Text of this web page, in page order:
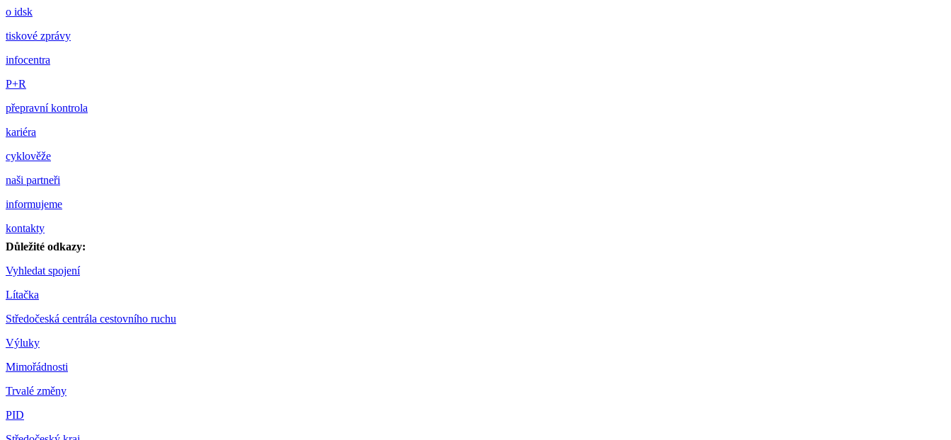
o idsk
tiskové zprávy
infocentra
P+R
přepravní kontrola
kariéra
cyklověže
naši partneři
informujeme
kontakty
Důležité odkazy:
Vyhledat spojení
Lítačka
Středočeská centrála cestovního ruchu
Výluky
Mimořádnosti
Trvalé změny
PID